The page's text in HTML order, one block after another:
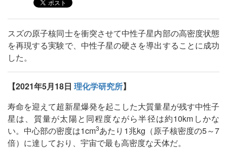
スズの原子核同士を衝突させて中性子星内部の高密度状態
を再現する実験で、中性子星の硬さを導出することに成功
した。
【2021年5月18日 理化学研究所】
寿命を迎えて超新星爆発を起こした大質量星が残す中性子
星は、質量が太陽と同程度ながら半径は約10kmしかな
い。中心部の密度は1cm3あたり1兆kg（原子核密度の5～7
倍）に達しており、宇宙で最も高密度な天体だ。